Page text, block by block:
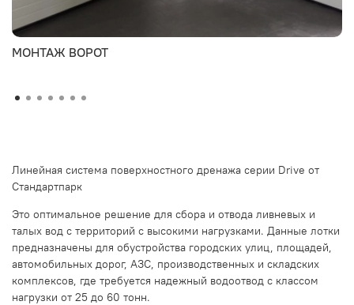
МОНТАЖ ВОРОТ
Линейная система поверхностного дренажа серии Drive от
Стандартпарк
Это оптимальное решение для сбора и отвода ливневых и
талых вод с территорий с высокими нагрузками. Данные лотки
предназначены для обустройства городских улиц, площадей,
автомобильных дорог, АЗС, производственных и складских
комплексов, где требуется надежный водоотвод с классом
нагрузки от 25 до 60 тонн.